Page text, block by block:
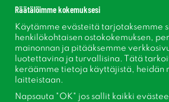
Info
Räätälöimme kokemuksesi
Käytämme evästeitä tarjotaksemme
henkilökohtaisen ostokokemuksen,
mainonnan ja pitääksemme
luotettavina ja turvallisina. Tätä
keräämme tietoja käyttäjistä, heidän
laitteistaan.
Napsauta "OK" jos sallit kaikki